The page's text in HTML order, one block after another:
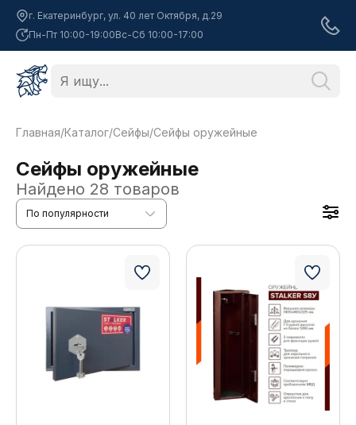
г. Екатеринбург, ул. 40 лет Октября, д.29
Пн-Пт 10:00-19:00Вс-Сб 10:00-17:00
Главная/Каталог/Сейфы/Сейфы оружейные
Сейфы оружейные
Найдено 28 товаров
По популярности